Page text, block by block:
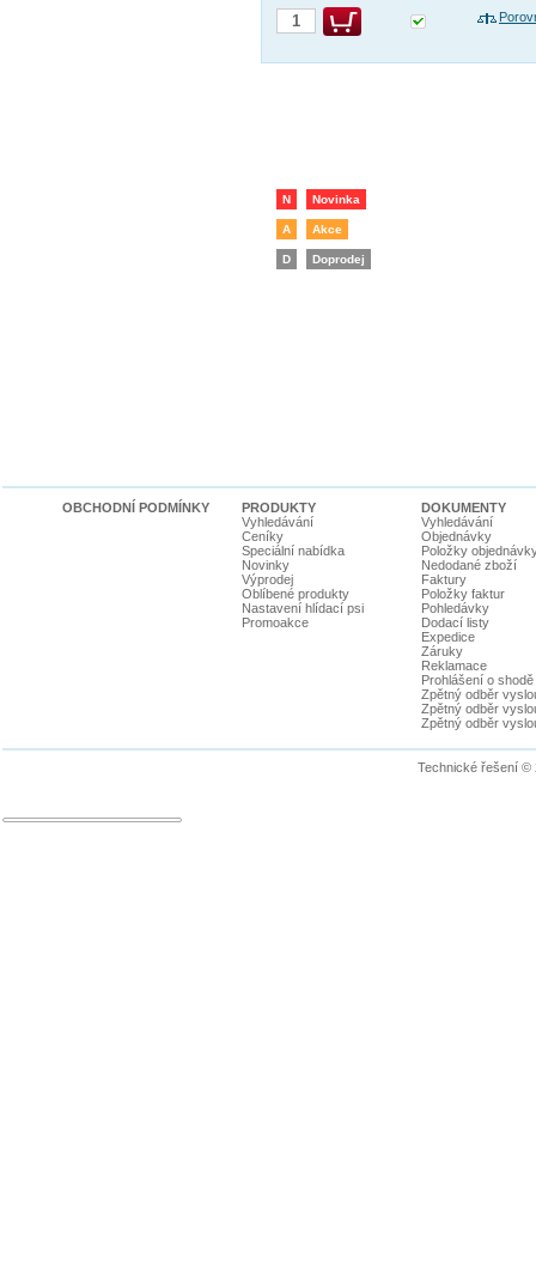
N Novinka
A Akce
D Doprodej
OBCHODNÍ PODMÍNKY
PRODUKTY
Vyhledávání
Ceníky
Speciální nabídka
Novinky
Výprodej
Oblíbené produkty
Nastavení hlídací psi
Promoakce
DOKUMENTY
Vyhledávání
Objednávky
Položky
Nedodané zboží
Faktury
Položky faktur
Pohledávky
Dodací listy
Expedice
Záruky
Reklamace
Prohlášení o shodě
Zpětný odběr
Zpětný odběr
Zpětný odběr
Technické řešení ©